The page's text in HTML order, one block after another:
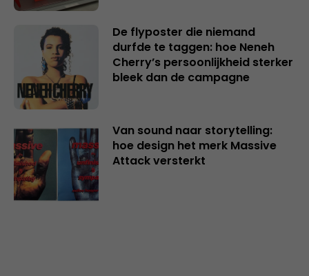
De flyposter die niemand
durfde te taggen: hoe Neneh
Cherry’s persoonlijkheid sterker
bleek dan de campagne
Van sound naar storytelling:
hoe design het merk Massive
Attack versterkt